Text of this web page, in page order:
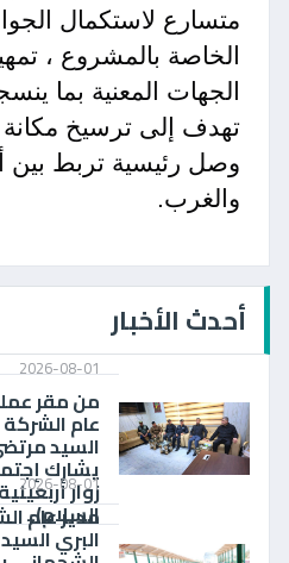
متسارع لاستكمال
الخاصة بالمشروع ،
الجهات المعنية بما
تهدف إلى ترسيخ مكانة
وصل رئيسية تربط
والغرب.
أحدث الأخبار
2026-08-01
من مقر
عام الشركة
السيد
يشارك
زوار
السلام)..
2026-08-01
مدير عام
البري